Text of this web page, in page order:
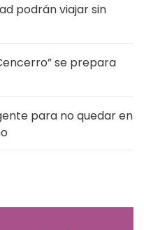
podrán viajar sin
se prepara
para no quedar en